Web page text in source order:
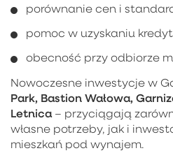
porównanie cen i
pomoc w uzyskaniu
obecność przy odbiorze
Nowoczesne inwestycje w
Park, Bastion Wałowa,
Letnica – przyciągają
własne potrzeby, jak i
mieszkań pod wynajem.